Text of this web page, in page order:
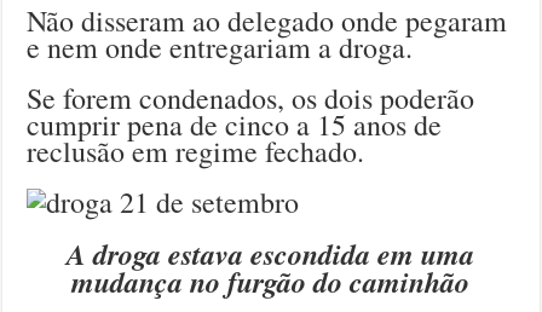
Não disseram ao delegado onde pegaram
e nem onde entregariam a droga.
Se forem condenados, os dois poderão
cumprir pena de cinco a 15 anos de
reclusão em regime fechado.
A droga estava escondida em uma
mudança no furgão do caminhão